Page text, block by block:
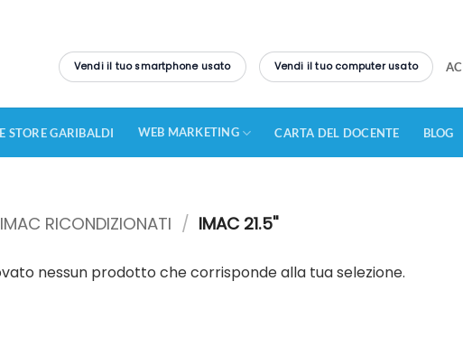
Vendi il tuo smartphone usato Vendi il tuo computer usato
STORE GARIBALDI WEB MARKETING CARTA DEL DOCENTE BLOG
IMAC RICONDIZIONATI / IMAC 21.5''
nessun prodotto che corrisponde alla tua selezione.